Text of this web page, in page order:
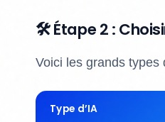
🛠️ Étape 2 :
Voici les grands types
Type d’IA